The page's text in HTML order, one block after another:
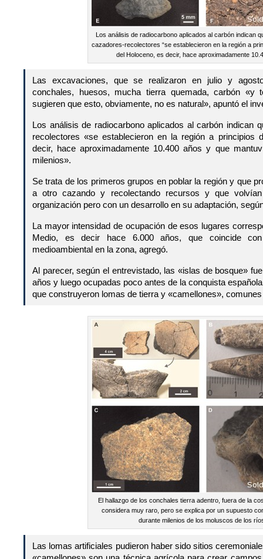
Los análisis de radiocarbono aplicados al carbón indican
cazadores-recolectores “se establecieron en la región a
del Holoceno, es decir, hace aproximadamente
Las excavaciones, que se realizaron en julio y
conchales, huesos, mucha tierra quemada, carbón «y
sugieren que esto, obviamente, no es natural», apuntó el
Los análisis de radiocarbono aplicados al carbón indican
recolectores «se establecieron en la región a principios
decir, hace aproximadamente 10.400 años y que
milenios».
Se trata de los primeros grupos en poblar la región y que
a otro cazando y recolectando recursos y que
organización pero con un desarrollo en su adaptación,
La mayor intensidad de ocupación de esos lugares
Medio, es decir hace 6.000 años, que coincide
medioambiental en la zona, agregó.
Al parecer, según el entrevistado, las «islas de bosque»
años y luego ocupadas poco antes de la conquista
que construyeron lomas de tierra y «camellones»,
El hallazgo de los conchales tierra adentro, fuera de la
considera muy raro, pero se explica por un supuesto
durante milenios de los moluscos de los
Las lomas artificiales pudieron haber sido sitios